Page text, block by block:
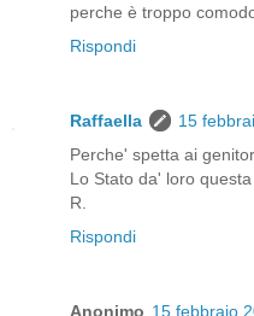
perche è troppo
Rispondi
Raffaella
15
Perche' spetta ai
Lo Stato da' loro questa
R.
Rispondi
Anonimo 15 febbraio